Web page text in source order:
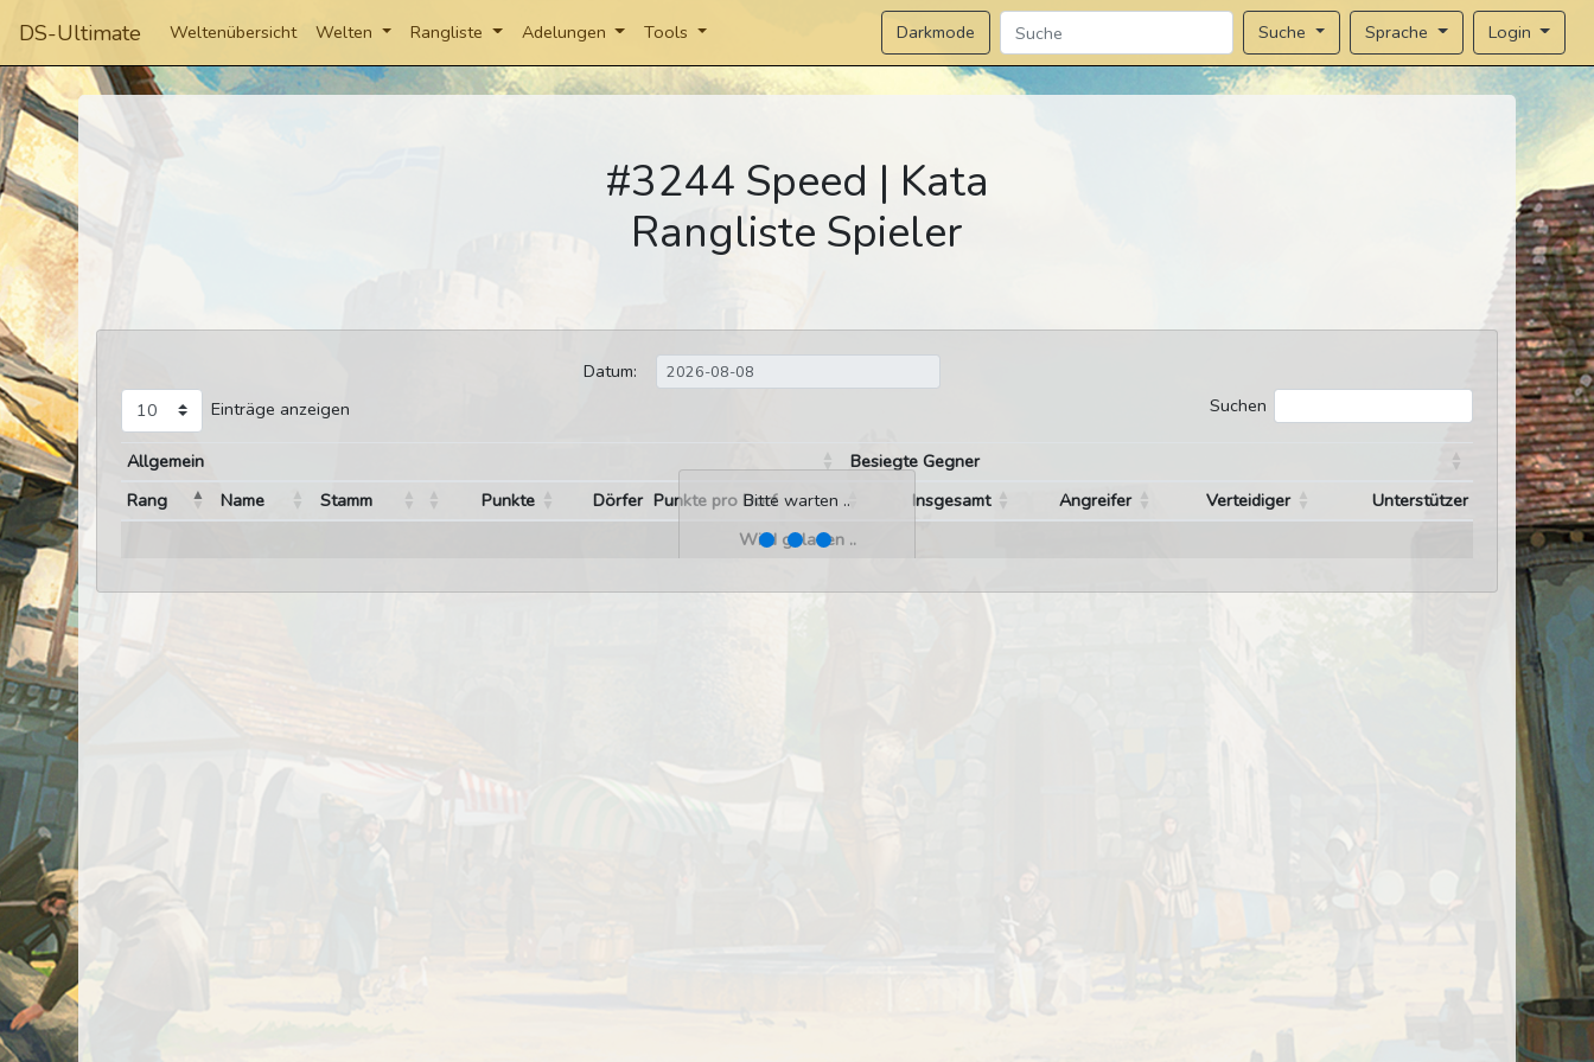
DS-Ultimate Weltenübersicht Welten Rangliste Adelungen Tools Darkmode Suche Sprache Login
#3244 Speed | Kata
Rangliste Spieler
Datum:
Einträge anzeigen
Suchen
Bitte warten ..
Allgemein
Besiegte Gegner
Rang
Name Stamm Punkte Dörfer Punkte pro Dorf Insgesamt Angreifer Verteidiger
Unterstützer
Wird geladen ..